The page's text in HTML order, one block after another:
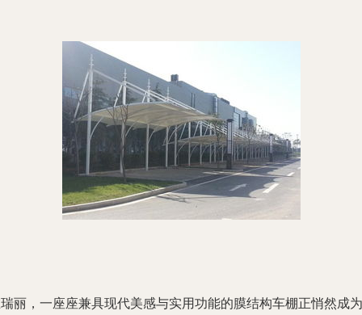
丽，一座座兼具现代美感与实用功能的膜结构车棚正悄然成为